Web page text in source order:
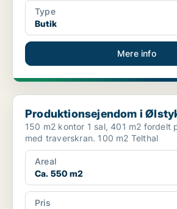
Type
Butik
Mere info
Produktionsejendom i Ølstykke
Produktionsejendom i
150 m2 kontor 1 sal, 401 m2 fordelt
med traverskran. 100 m2 Telthal
Areal
Ca. 550 m2
Pris